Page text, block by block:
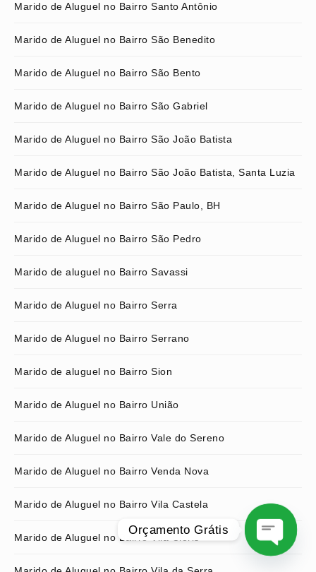
Marido de Aluguel no Bairro Santo Antônio
Marido de Aluguel no Bairro São Benedito
Marido de Aluguel no Bairro São Bento
Marido de Aluguel no Bairro São Gabriel
Marido de Aluguel no Bairro São João Batista
Marido de Aluguel no Bairro São João Batista, Santa Luzia
Marido de Aluguel no Bairro São Paulo, BH
Marido de Aluguel no Bairro São Pedro
Marido de aluguel no Bairro Savassi
Marido de Aluguel no Bairro Serra
Marido de Aluguel no Bairro Serrano
Marido de aluguel no Bairro Sion
Marido de Aluguel no Bairro União
Marido de Aluguel no Bairro Vale do Sereno
Marido de Aluguel no Bairro Venda Nova
Marido de Aluguel no Bairro Vila Castela
Marido de Aluguel no Bairro Vila Clóris
Orçamento Grátis